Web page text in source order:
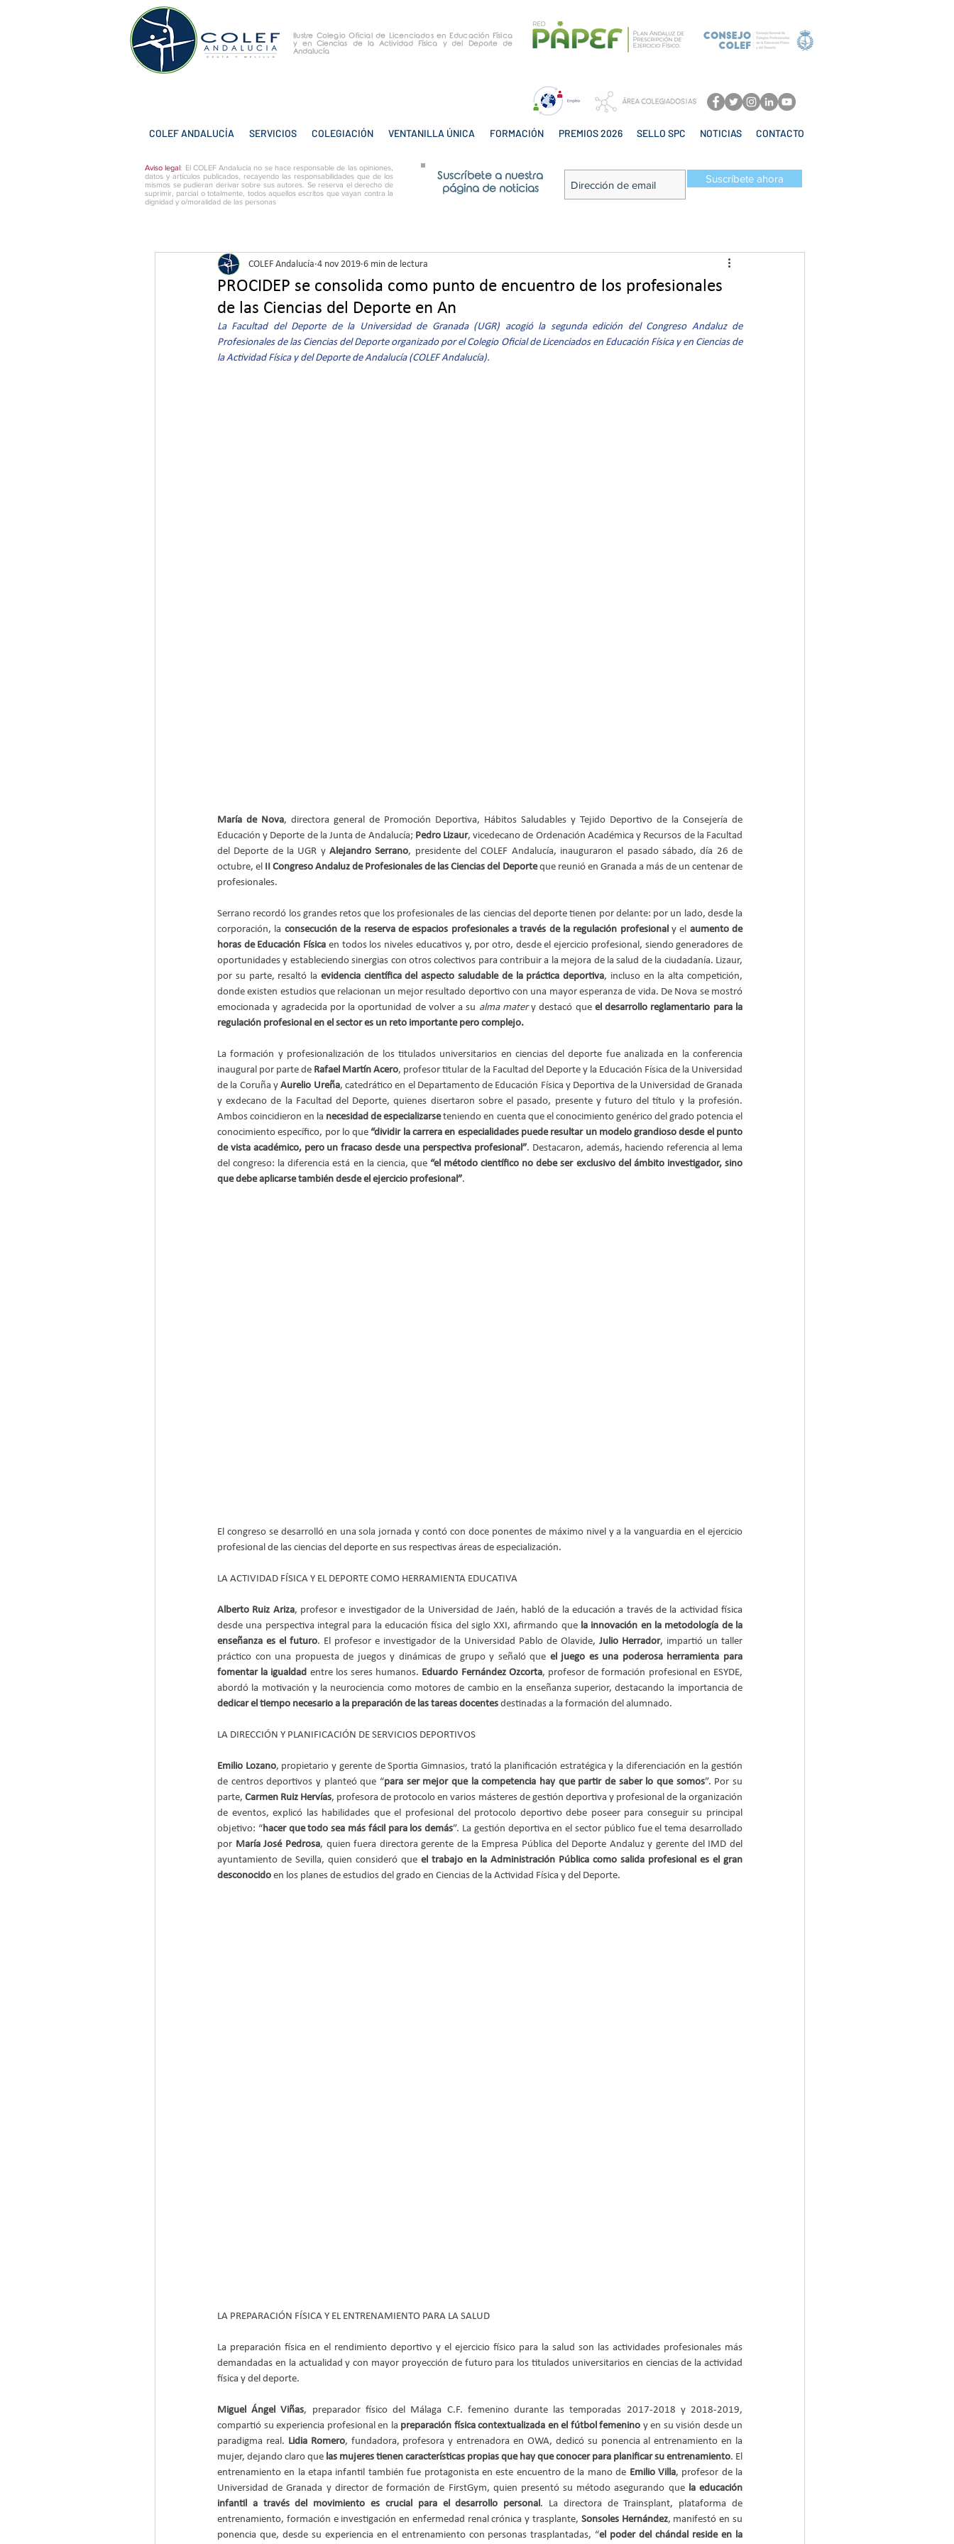
Ilustre Colegio Oficial de Licenciados en Educación Física
y en Ciencias de la Actividad Física y del Deporte de
Andalucía
COLEF ANDALUCÍA SERVICIOS COLEGIACIÓN VENTANILLA ÚNICA FORMACIÓN PREMIOS 2026 SELLO SPC NOTICIAS CONTACTO
Aviso legal: El COLEF Andalucía no se hace responsable de las opiniones,
datos y artículos publicados, recayendo las responsabilidades que de los
mismos se pudieran derivar sobre sus autores. Se reserva el derecho de
suprimir, parcial o totalmente, todos aquellos escritos que vayan contra la
dignidad y o/moralidad de las personas
Suscríbete a nuestra
página de noticias
Suscríbete ahora
PROCIDEP se consolida como punto de encuentro de los profesionales
de las Ciencias del Deporte en An
COLEF Andalucía 4 nov 2019 6 min de lectura
La Facultad del Deporte de la Universidad de Granada (UGR) acogió la segunda edición del Congreso Andaluz de
Profesionales de las Ciencias del Deporte organizado por el Colegio Oficial de Licenciados en Educación Física y en Ciencias de
la Actividad Física y del Deporte de Andalucía (COLEF Andalucía).
María de Nova, directora general de Promoción Deportiva, Hábitos Saludables y Tejido Deportivo de la Consejería de
Educación y Deporte de la Junta de Andalucía; Pedro Lizaur, vicedecano de Ordenación Académica y Recursos de la Facultad
del Deporte de la UGR y Alejandro Serrano, presidente del COLEF Andalucía, inauguraron el pasado sábado, día 26 de
octubre, el II Congreso Andaluz de Profesionales de las Ciencias del Deporte que reunió en Granada a más de un centenar de
profesionales.
Serrano recordó los grandes retos que los profesionales de las ciencias del deporte tienen por delante: por un lado, desde la
corporación, la consecución de la reserva de espacios profesionales a través de la regulación profesional y el aumento de
horas de Educación Física en todos los niveles educativos y, por otro, desde el ejercicio profesional, siendo generadores de
oportunidades y estableciendo sinergias con otros colectivos para contribuir a la mejora de la salud de la ciudadanía. Lizaur,
por su parte, resaltó la evidencia científica del aspecto saludable de la práctica deportiva, incluso en la alta competición,
donde existen estudios que relacionan un mejor resultado deportivo con una mayor esperanza de vida. De Nova se mostró
emocionada y agradecida por la oportunidad de volver a su alma mater y destacó que el desarrollo reglamentario para la
regulación profesional en el sector es un reto importante pero complejo.
La formación y profesionalización de los titulados universitarios en ciencias del deporte fue analizada en la conferencia
inaugural por parte de Rafael Martín Acero, profesor titular de la Facultad del Deporte y la Educación Física de la Universidad
de la Coruña y Aurelio Ureña, catedrático en el Departamento de Educación Física y Deportiva de la Universidad de Granada
y exdecano de la Facultad del Deporte, quienes disertaron sobre el pasado, presente y futuro del título y la profesión.
Ambos coincidieron en la necesidad de especializarse teniendo en cuenta que el conocimiento genérico del grado potencia el
conocimiento específico, por lo que “dividir la carrera en especialidades puede resultar un modelo grandioso desde el punto
de vista académico, pero un fracaso desde una perspectiva profesional”. Destacaron, además, haciendo referencia al lema
del congreso: la diferencia está en la ciencia, que “el método científico no debe ser exclusivo del ámbito investigador, sino
que debe aplicarse también desde el ejercicio profesional”.
El congreso se desarrolló en una sola jornada y contó con doce ponentes de máximo nivel y a la vanguardia en el ejercicio
profesional de las ciencias del deporte en sus respectivas áreas de especialización.
LA ACTIVIDAD FÍSICA Y EL DEPORTE COMO HERRAMIENTA EDUCATIVA
Alberto Ruiz Ariza, profesor e investigador de la Universidad de Jaén, habló de la educación a través de la actividad física
desde una perspectiva integral para la educación física del siglo XXI, afirmando que la innovación en la metodología de la
enseñanza es el futuro. El profesor e investigador de la Universidad Pablo de Olavide, Julio Herrador, impartió un taller
práctico con una propuesta de juegos y dinámicas de grupo y señaló que el juego es una poderosa herramienta para
fomentar la igualdad entre los seres humanos. Eduardo Fernández Ozcorta, profesor de formación profesional en ESYDE,
dedicar el tiempo necesario a la preparación de las tareas docentes destinadas a la formación del alumnado.
LA DIRECCIÓN Y PLANIFICACIÓN DE SERVICIOS DEPORTIVOS
Emilio Lozano, propietario y gerente de Sportia Gimnasios, trató la planificación estratégica y la diferenciación en la gestión
de centros deportivos y planteó que “para ser mejor que la competencia hay que partir de saber lo que somos”. Por su
parte, Carmen Ruiz Hervías, profesora de protocolo en varios másteres de gestión deportiva y profesional de la organización
de eventos, explicó las habilidades que el profesional del protocolo deportivo debe poseer para conseguir su principal
objetivo: “hacer que todo sea más fácil para los demás”. La gestión deportiva en el sector público fue el tema desarrollado
por María José Pedrosa, quien fuera directora gerente de la Empresa Pública del Deporte Andaluz y gerente del IMD del
ayuntamiento de Sevilla, quien consideró que el trabajo en la Administración Pública como salida profesional es el gran
desconocido en los planes de estudios del grado en Ciencias de la Actividad Física y del Deporte.
LA PREPARACIÓN FÍSICA Y EL ENTRENAMIENTO PARA LA SALUD
La preparación física en el rendimiento deportivo y el ejercicio físico para la salud son las actividades profesionales más
demandadas en la actualidad y con mayor proyección de futuro para los titulados universitarios en ciencias de la actividad
física y del deporte.
Miguel Ángel Viñas, preparador físico del Málaga C.F. femenino durante las temporadas 2017-2018 y 2018-2019,
compartió su experiencia profesional en la preparación física contextualizada en el fútbol femenino y en su visión desde un
paradigma real. Lidia Romero, fundadora, profesora y entrenadora en OWA, dedicó su ponencia al entrenamiento en la
mujer, dejando claro que las mujeres tienen características propias que hay que conocer para planificar su entrenamiento. El
entrenamiento en la etapa infantil también fue protagonista en este encuentro de la mano de Emilio Villa, profesor de la
Universidad de Granada y director de formación de FirstGym, quien presentó su método asegurando que la educación
infantil a través del movimiento es crucial para el desarrollo personal. La directora de Trainsplant, plataforma de
entrenamiento, formación e investigación en enfermedad renal crónica y trasplante, Sonsoles Hernández, manifestó en su
ponencia que, desde su experiencia en el entrenamiento con personas trasplantadas, “el poder del chándal reside en la